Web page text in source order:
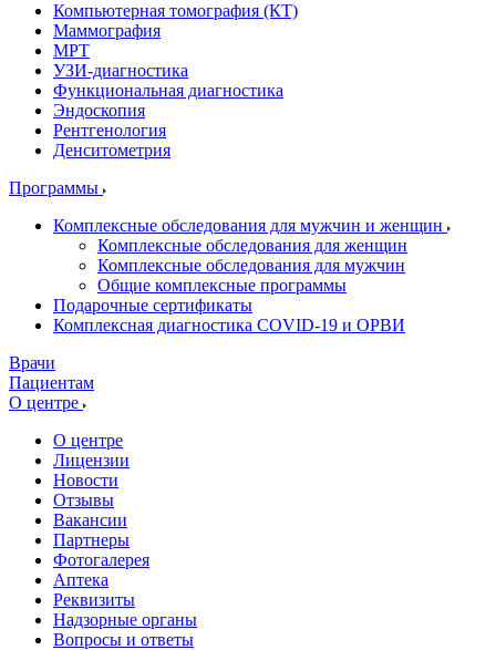
Компьютерная томография (КТ)
Маммография
МРТ
УЗИ-диагностика
Функциональная диагностика
Эндоскопия
Рентгенология
Денситометрия
Программы
Комплексные обследования для мужчин и женщин
Комплексные обследования для женщин
Комплексные обследования для мужчин
Общие комплексные программы
Подарочные сертификаты
Комплексная диагностика COVID-19 и ОРВИ
Врачи
Пациентам
О центре
О центре
Лицензии
Новости
Отзывы
Вакансии
Партнеры
Фотогалерея
Аптека
Реквизиты
Надзорные органы
Вопросы и ответы